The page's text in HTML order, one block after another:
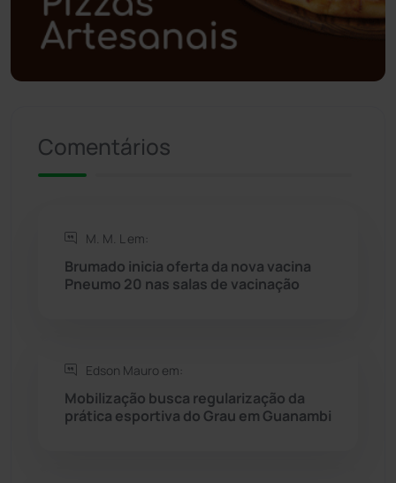
Polícia Militar (27)
Rio do Antônio
Saúde
Seabra (51)
Comentários
M. M. L em:
Brumado inicia oferta da nova vacina
Pneumo 20 nas salas de vacinação
Edson Mauro em:
Mobilização busca regularização da
prática esportiva do Grau em Guanambi